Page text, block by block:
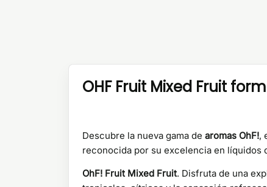
OHF Fruit Mixed Fruit
Descubre la nueva gama de aromas OhF!,
reconocida por su excelencia en líquidos
OhF! Fruit Mixed Fruit. Disfruta de una